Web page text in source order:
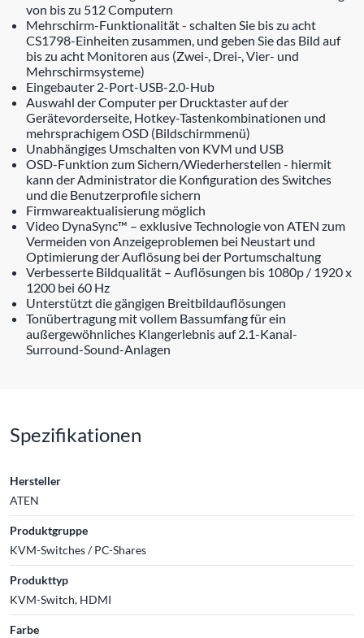
von bis zu 512 Computern
Mehrschirm-Funktionalität - schalten Sie bis zu acht
CS1798-Einheiten zusammen, und geben Sie das Bild auf
bis zu acht Monitoren aus (Zwei-, Drei-, Vier- und
Mehrschirmsysteme)
Eingebauter 2-Port-USB-2.0-Hub
Auswahl der Computer per Drucktaster auf der
Gerätevorderseite, Hotkey-Tastenkombinationen und
mehrsprachigem OSD (Bildschirmmenü)
Unabhängiges Umschalten von KVM und USB
OSD-Funktion zum Sichern/Wiederherstellen - hiermit
kann der Administrator die Konfiguration des Switches
und die Benutzerprofile sichern
Firmwareaktualisierung möglich
Video DynaSync™ – exklusive Technologie von ATEN zum
Vermeiden von Anzeigeproblemen bei Neustart und
Optimierung der Auflösung bei der Portumschaltung
Verbesserte Bildqualität – Auflösungen bis 1080p / 1920 x
1200 bei 60 Hz
Unterstützt die gängigen Breitbildauflösungen
Tonübertragung mit vollem Bassumfang für ein
außergewöhnliches Klangerlebnis auf 2.1-Kanal-
Surround-Sound-Anlagen
Spezifikationen
Hersteller
ATEN
Produktgruppe
KVM-Switches / PC-Shares
Produkttyp
KVM-Switch, HDMI
Farbe